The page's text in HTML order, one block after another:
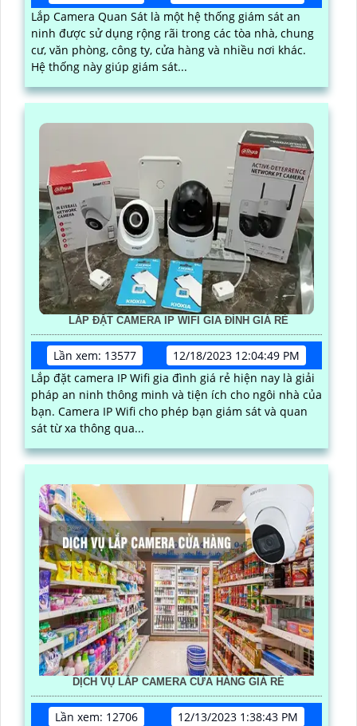
Lắp Camera Quan Sát là một hệ thống giám sát an
ninh được sử dụng rộng rãi trong các tòa nhà, chung
cư, văn phòng, công ty, cửa hàng và nhiều nơi khác.
Hệ thống này giúp giám sát...
LẮP ĐẶT CAMERA IP WIFI GIA ĐÌNH GIÁ RẺ
Lần xem: 13577
12/18/2023 12:04:49 PM
Lắp đặt camera IP Wifi gia đình giá rẻ hiện nay là giải
pháp an ninh thông minh và tiện ích cho ngôi nhà của
bạn. Camera IP Wifi cho phép bạn giám sát và quan
sát từ xa thông qua...
DỊCH VỤ LẮP CAMERA CỬA HÀNG GIÁ RẺ
Lần xem: 12706
12/13/2023 1:38:43 PM